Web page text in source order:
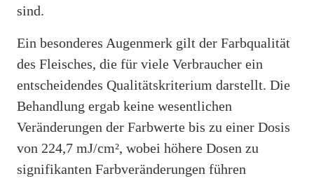
sind.
Ein besonderes Augenmerk gilt der Farbqualität
des Fleisches, die für viele Verbraucher ein
entscheidendes Qualitätskriterium darstellt. Die
Behandlung ergab keine wesentlichen
Veränderungen der Farbwerte bis zu einer Dosis
von 224,7 mJ/cm², wobei höhere Dosen zu
signifikanten Farbveränderungen führen